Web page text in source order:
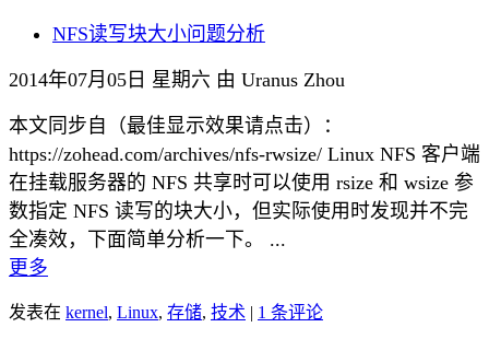
NFS读写块大小问题分析
2014年07月05日 星期六 由 Uranus Zhou
本文同步自（最佳显示效果请点击）：
https://zohead.com/archives/nfs-rwsize/ Linux NFS 客户端
在挂载服务器的 NFS 共享时可以使用 rsize 和 wsize 参
数指定 NFS 读写的块大小，但实际使用时发现并不完
全凑效，下面简单分析一下。 ...
更多
发表在 kernel, Linux, 存储, 技术 | 1 条评论